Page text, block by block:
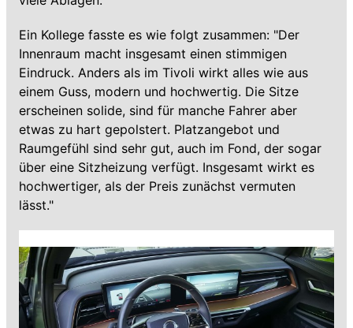
Ein Kollege fasste es wie folgt zusammen: "Der
Innenraum macht insgesamt einen stimmigen
Eindruck. Anders als im Tivoli wirkt alles wie aus
einem Guss, modern und hochwertig. Die Sitze
erscheinen solide, sind für manche Fahrer aber
etwas zu hart gepolstert. Platzangebot und
Raumgefühl sind sehr gut, auch im Fond, der sogar
über eine Sitzheizung verfügt. Insgesamt wirkt es
hochwertiger, als der Preis zunächst vermuten
lässt."